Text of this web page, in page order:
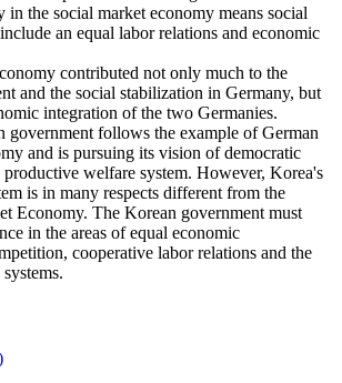
in the social market economy means social
an equal labor relations and economic
contributed not only much to the
and the social stabilization in Germany, but
integration of the two Germanies.
government follows the example of German
and is pursuing its vision of democratic
welfare system. However, Korea's
is in many respects different from the
Economy. The Korean government must
in the areas of equal economic
cooperative labor relations and the